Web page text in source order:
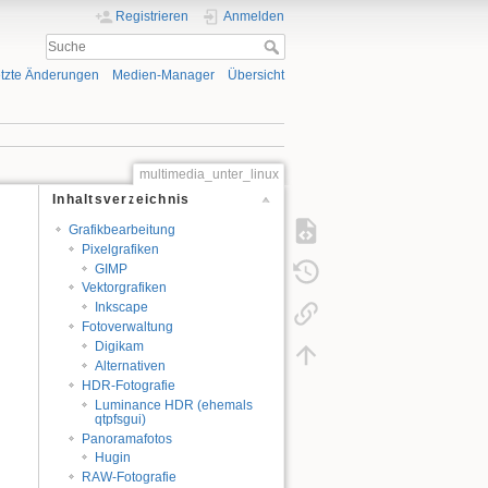
Registrieren Anmelden
Änderungen Medien-Manager Übersicht
multimedia_unter_linux
Inhaltsverzeichnis
Grafikbearbeitung
Pixelgrafiken
GIMP
Vektorgrafiken
Inkscape
Fotoverwaltung
Digikam
Alternativen
HDR-Fotografie
Luminance HDR (ehemals
qtpfsgui)
Panoramafotos
Hugin
RAW-Fotografie